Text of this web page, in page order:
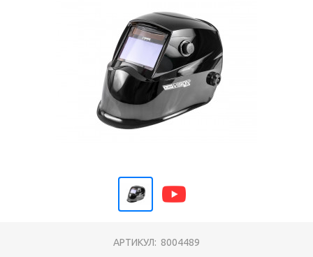
АРТИКУЛ: 8004489